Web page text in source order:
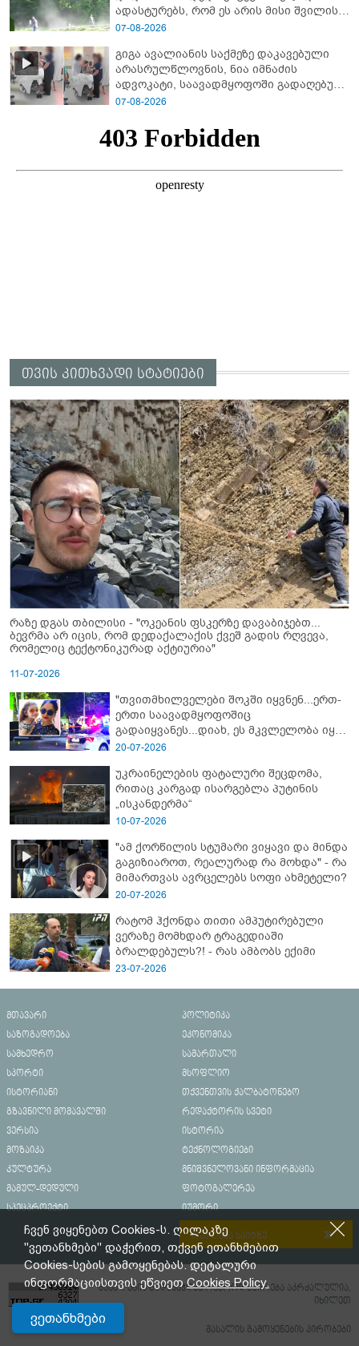
ადას­ტუ­რებს, რომ ეს არის მისი შვი­ლის
ხმა
07-08-2026
გიგა ავალიანის საქმეზე დაკავებული
არასრულწლოვნის, ნია იმნაძის
ადვოკატი, საავადმყოფოში გადაღებულ
კადრებს ავრცელებს
07-08-2026
თვის კითხვადი სტატიები
რაზე დგას თბილისი - "ოკეანის ფსკერზე დავაბიჯებთ...
ბევრმა არ იცის, რომ დედაქალაქის ქვეშ გადის რღვევა,
რომელიც ტექტონიკურად აქტიურია"
11-07-2026
"თვითმხილველები შოკში იყვნენ...ერთ-
ერთი საავადმყოფოშიც
გადაიყვანეს...დიახ, ეს მკვლელობა იყო"
- გორში დატრიალებული ტრაგედიის
20-07-2026
უკრაინელების ფატალური შეცდომა,
რითაც კარგად ისარგებლა პუტინის
„ისკანდერმა“
10-07-2026
"ამ ქორწილის სტუმარი ვიყავი და მინდა
გაგიზიაროთ, რეალურად რა მოხდა" - რა
მიმართვას ავრცელებს სოფი ახმეტელი?
20-07-2026
რატომ ჰქონდა თითი ამპუტირებული
ვერაზე მომხდარ ტრაგედიაში
ბრალდებულს?! - რას ამბობს ექიმი
23-07-2026
მთავარი
პოლიტიკა
საზოგადოება
ეკონომიკა
სამხედრო
სამართალი
სპორტი
მსოფლიო
ისტორიანი
თქვენთვის ქალბატონებო
გზავნილი მომავალში
რედაქტორის სვეტი
ვერსია
ისტორია
მოზაიკა
ტექნოლოგიები
კულტურა
მნიშვნელოვანი ინფორმაცია
მამულ-დედული
ფოტოგალერეა
სპეცპროექტი
იუმორი
რეკლამა საიტზე
მასალების გადაბეჭდვა/რეპროდუცირება აკრძალულია,
იხილეთ
მასალის გამოყენების პირობები
ჩვენ ვიყენებთ Cookies-ს. ღილაკზე
"ვეთანხმები" დაჭერით, თქვენ ეთანხმებით
Cookies-სების გამოყენებას. დეტალური
ინფორმაციისთვის ეწვიეთCookies Policy.
ვეთანხმები